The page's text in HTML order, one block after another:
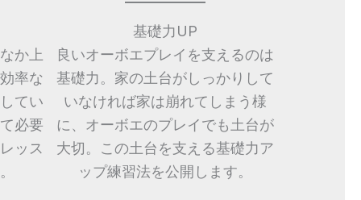
か上
率な
てい
必要
ッス
基礎力UP
良いオーボエプレイを支えるのは
基礎力。家の土台がしっかりして
いなければ家は崩れてしまう様
に、オーボエのプレイでも土台が
大切。この土台を支える基礎力ア
ップ練習法を公開します。